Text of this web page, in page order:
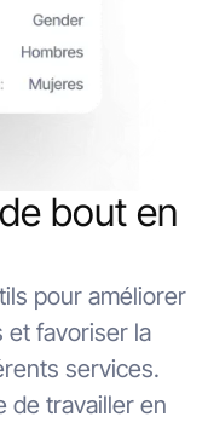
bout en
pour améliorer
et favoriser la
services.
de travailler en